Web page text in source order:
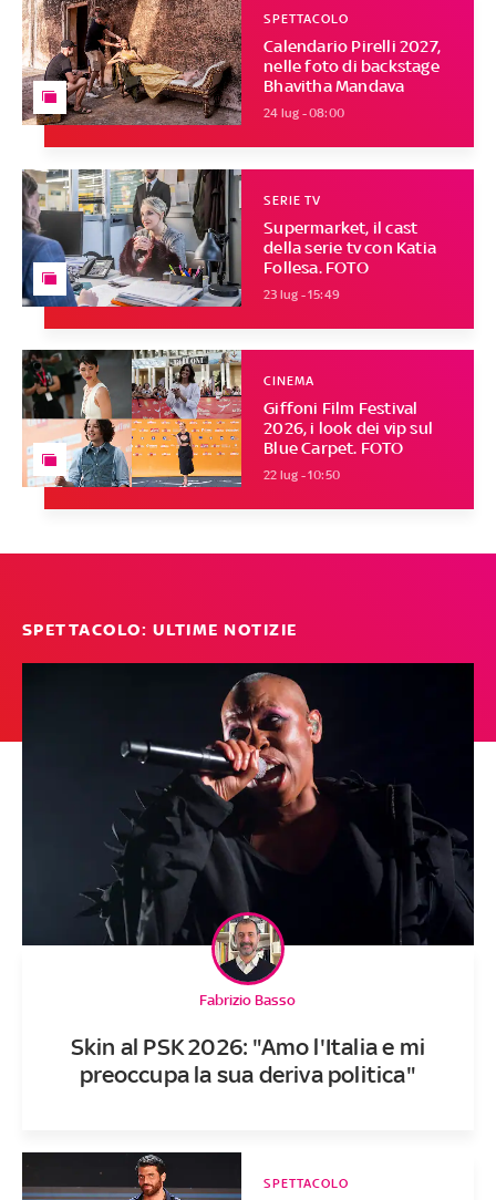
Calendario Pirelli 2027,
nelle foto di backstage
Bhavitha Mandava
SPETTACOLO
24 lug - 08:00
Supermarket, il cast
della serie tv con Katia
Follesa. FOTO
SERIE TV
23 lug - 15:49
Giffoni Film Festival
2026, i look dei vip sul
Blue Carpet. FOTO
CINEMA
22 lug - 10:50
SPETTACOLO: ULTIME NOTIZIE
Skin al PSK 2026: "Amo l'Italia e mi
preoccupa la sua deriva politica"
Fabrizio Basso
SPETTACOLO